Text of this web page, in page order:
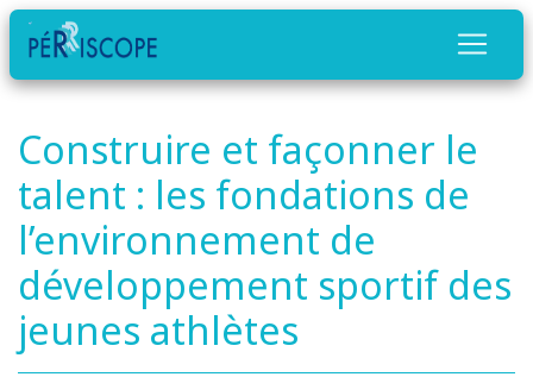
Construire et façonner le
talent : les fondations de
l’environnement de
développement sportif des
jeunes athlètes